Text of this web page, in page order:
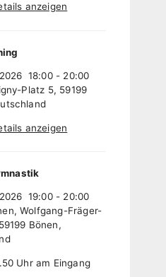
anzeigen
18:00- 20:00
Platz 5, 59199
anzeigen
19:00- 20:00
Wolfgang-Fräger-
Bönen,
Uhr am Eingang